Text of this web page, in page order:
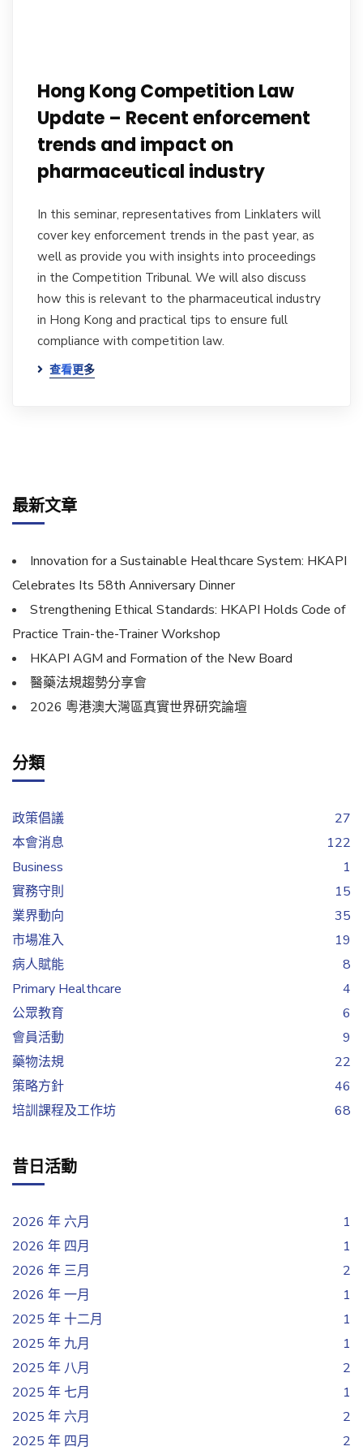
Hong Kong Competition Law
Update – Recent enforcement
trends and impact on
pharmaceutical industry
In this seminar, representatives from Linklaters will
cover key enforcement trends in the past year, as
well as provide you with insights into proceedings
in the Competition Tribunal. We will also discuss
how this is relevant to the pharmaceutical industry
in Hong Kong and practical tips to ensure full
compliance with competition law.
查看更多
最新文章
Innovation for a Sustainable Healthcare System: HKAPI
Celebrates Its 58th Anniversary Dinner
Strengthening Ethical Standards: HKAPI Holds Code of
Practice Train-the-Trainer Workshop
HKAPI AGM and Formation of the New Board
醫藥法規趨勢分享會
2026 粵港澳大灣區真實世界研究論壇
分類
政策倡議
27
本會消息
122
Business
1
實務守則
15
業界動向
35
市場准入
19
病人賦能
8
Primary Healthcare
4
公眾教育
6
會員活動
9
藥物法規
22
策略方針
46
培訓課程及工作坊
68
昔日活動
2026 年 六月
1
2026 年 四月
1
2026 年 三月
2
2026 年 一月
1
2025 年 十二月
1
2025 年 九月
1
2025 年 八月
2
2025 年 七月
1
2025 年 六月
2
2025 年 四月
2